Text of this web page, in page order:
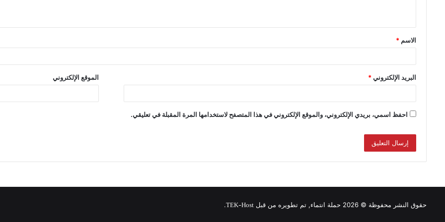
الاسم *
البريد الإلكتروني* الموقع الإلكتروني
احفظ اسمي، بريدي الإلكتروني، والموقع الإلكتروني في هذا المتصفح لاستخدامها المرة المقبلة في تعليقي.
حقوق النشر محفوظة © 2026 حملة انتماء, تم تطويره من قبل TEK-Host
.